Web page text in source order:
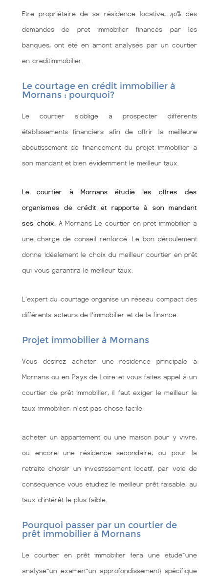
Etre propriétaire de sa résidence locative, 40% des
demandes de pret immobilier financés par les
banques, ont été en amont analysés par un courtier
en creditimmobilier.
Le courtage en crédit immobilier à
Mornans : pourquoi?
Le courtier s'oblige à prospecter différents
établissements financiers afin de offrir la meilleure
aboutissement de financement du projet immobilier à
son mandant et bien évidemment le meilleur taux.
Le courtier à Mornans étudie les offres des
organismes de crédit et rapporte à son mandant
ses choix . A Mornans Le courtier en pret immobilier a
une charge de conseil renforcé. Le bon déroulement
donne idéalement le choix du meilleur courtier en prêt
qui vous garantira le meilleur taux.
L'expert du courtage organise un réseau compact des
différents acteurs de l'immobilier et de la finance.
Projet immobilier à Mornans
Vous désirez acheter une résidence principale à
Mornans ou en Pays de Loire et vous faites appel à un
courtier de prêt immobilier, il faut exiger le meilleur le
taux immobilier, n'est pas chose facile.
acheter un appartement ou une maison pour y vivre,
ou encore une résidence secondaire, ou pour la
retraite choisir un investissement locatif, par voie de
conséquence vous étudiez le meilleur prêt faisable, au
taux d’intérêt le plus faible.
Pourquoi passer par un courtier de
prêt immobilier à Mornans
Le courtier en prêt immobilier fera une étude~une
analyse~un examen~un approfondissement} spécifique